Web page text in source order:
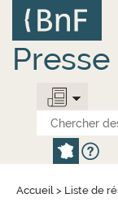
contenu
principal
Accueil > Liste de
Panneau de gestion